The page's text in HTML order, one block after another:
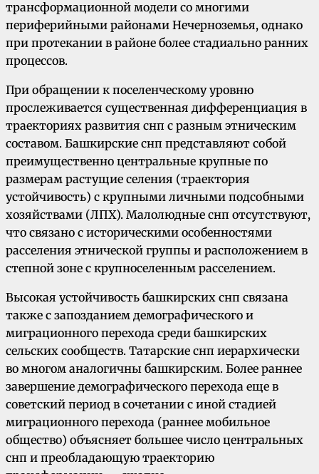
трансформационной модели со многими
периферийными районами Нечерноземья, однако
при протекании в районе более стадиально ранних
процессов.
При обращении к поселенческому уровню
прослеживается существенная дифференциация в
траекториях развития снп с разным этническим
составом. Башкирские снп представляют собой
преимущественно центральные крупные по
размерам растущие селения (траектория
устойчивость) с крупными личными подсобными
хозяйствами (ЛПХ). Малолюдные снп отсутствуют,
что связано с историческими особенностями
расселения этнической группы и расположением в
степной зоне с крупноселенным расселением.
Высокая устойчивость башкирских снп связана
также с запозданием демографического и
миграционного перехода среди башкирских
сельских сообществ. Татарские снп иерархически
во многом аналогичны башкирским. Более раннее
завершение демографического перехода еще в
советский период в сочетании с иной стадией
миграционного перехода (раннее мобильное
общество) объясняет большее число центральных
снп и преобладающую траекторию